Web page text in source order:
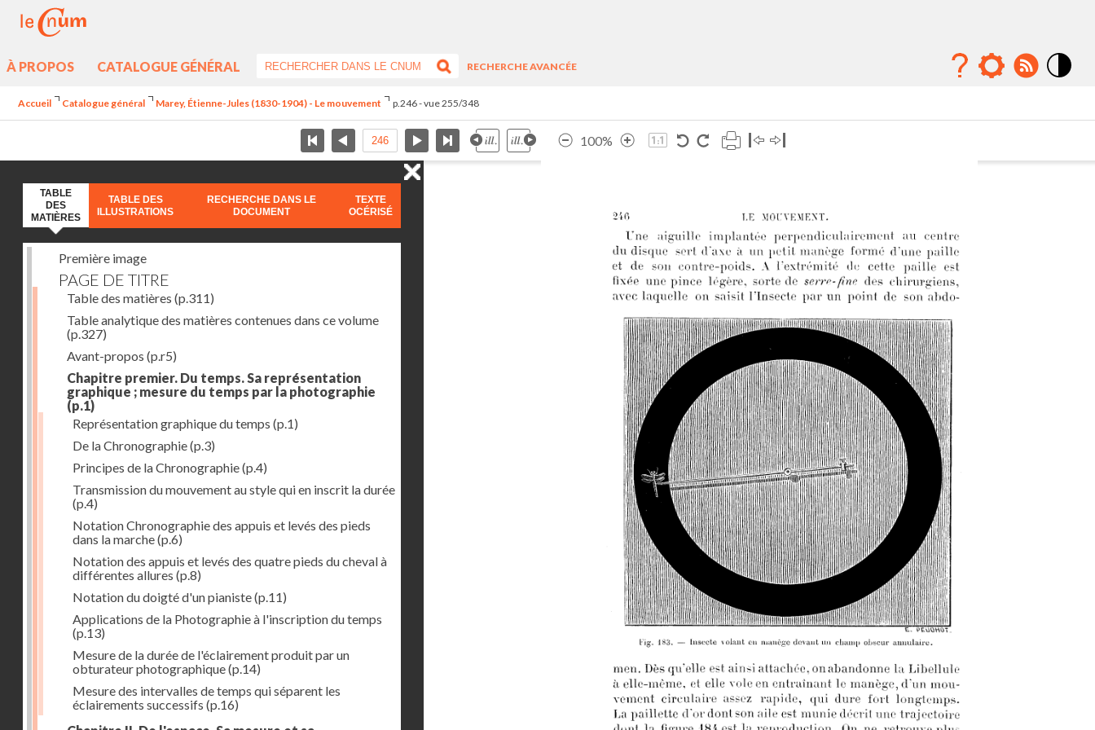
À PROPOS CATALOGUE GÉNÉRAL
RECHERCHE AVANCÉE
Accueil Catalogue général Marey, Étienne-Jules (1830-1904) - Le mouvement p.246 - vue 255/348
100%
TABLE
DES
MATIÈRES
TABLE DES
ILLUSTRATIONS
RECHERCHE DANS LE
DOCUMENT
TEXTE
OCÉRISÉ
Première image
PAGE DE TITRE
Table des matières (p.311)
Table analytique des matières contenues dans ce volume
(p.327)
Avant-propos (p.r5)
Chapitre premier. Du temps. Sa représentation
graphique ; mesure du temps par la photographie
(p.1)
Représentation graphique du temps (p.1)
De la Chronographie(p.3)
Principes de la Chronographie(p.4)
Transmission du mouvement au style qui en inscrit la durée
(p.4)
Notation Chronographie des appuis et levés des pieds
dans la marche(p.6)
Notation des appuis et levés des quatre pieds du cheval à
différentes allures (p.8)
Notation du doigté d'un pianiste(p.11)
Applications de la Photographie à l'inscription du temps
(p.13)
Mesure de la durée de l'éclairement produit par un
obturateur photographique(p.14)
Mesure des intervalles de temps qui séparent les
éclairements successifs (p.16)